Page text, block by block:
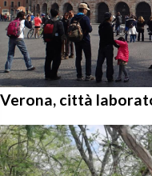
Verona, città